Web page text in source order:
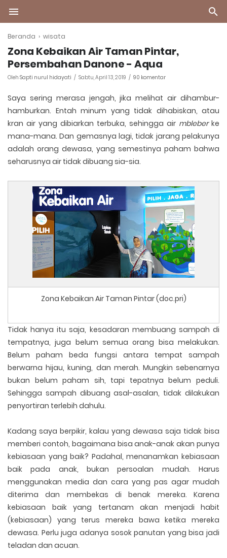
Beranda › wisata
Zona Kebaikan Air Taman Pintar,
Persembahan Danone - Aqua
Oleh Sapti nurul hidayati Sabtu, April 13, 2019 90 komentar
Saya sering merasa jengah, jika melihat air dihambur-
hamburkan. Entah minum yang tidak dihabiskan, atau
kran air yang dibiarkan terbuka, sehingga air mbleberke
mana-mana. Dan gemasnya lagi, tidak jarang pelakunya
adalah orang dewasa, yang semestinya paham bahwa
seharusnya air tidak dibuang sia-sia.
Zona Kebaikan Air Taman Pintar (doc.pri)
Tidak hanya itu saja, kesadaran membuang sampah di
tempatnya, juga belum semua orang bisa melakukan.
Belum paham beda fungsi antara tempat sampah
berwarna hijau, kuning, dan merah. Mungkin sebenarnya
bukan belum paham sih, tapi tepatnya belum peduli.
Sehingga sampah dibuang asal-asalan, tidak dilakukan
penyortiran terlebih dahulu.
Kadang saya berpikir, kalau yang dewasa saja tidak bisa
memberi contoh, bagaimana bisa anak-anak akan punya
kebiasaan yang baik? Padahal, menanamkan kebiasaan
baik pada anak, bukan persoalan mudah. Harus
menggunakan media dan cara yang pas agar mudah
diterima dan membekas di benak mereka. Karena
kebiasaan baik yang tertanam akan menjadi habit
(kebiasaan) yang terus mereka bawa ketika mereka
dewasa. Perlu juga adanya sosok panutan yang bisa jadi
teladan dan acuan.